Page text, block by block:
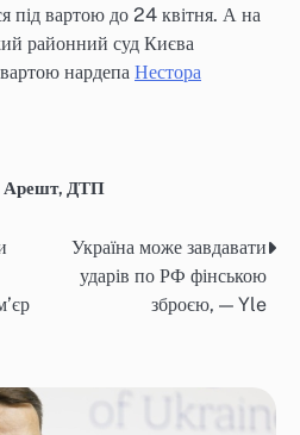
під вартою до 24 квітня. А на
районний суд Києва
нардепа Нестора
Арешт, ДТП
Україна може завдавати
ударів по РФ фінською
зброєю, — Yle